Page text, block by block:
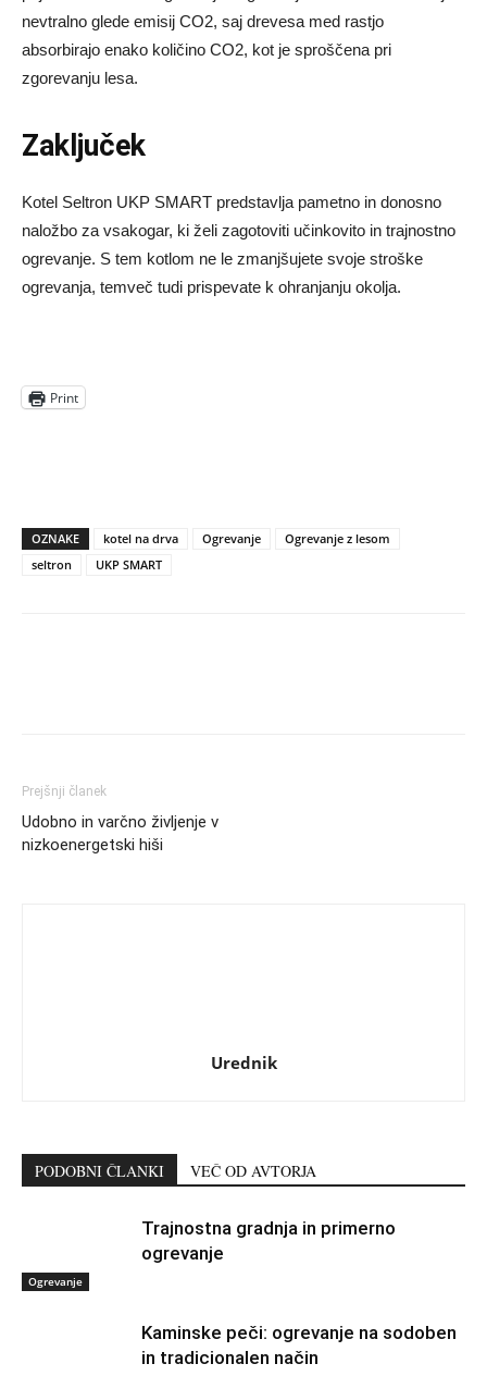
nevtralno glede emisij CO2, saj drevesa med rastjo
absorbirajo enako količino CO2, kot je sproščena pri
zgorevanju lesa.
Zaključek
Kotel Seltron UKP SMART predstavlja pametno in donosno
naložbo za vsakogar, ki želi zagotoviti učinkovito in trajnostno
ogrevanje. S tem kotlom ne le zmanjšujete svoje stroške
ogrevanja, temveč tudi prispevate k ohranjanju okolja.
Print
OZNAKE kotel na drva Ogrevanje
Ogrevanje z lesom
seltron
UKP SMART
Prejšnji članek
Udobno in varčno življenje v
nizkoenergetski hiši
Urednik
PODOBNI ČLANKI VEČ OD AVTORJA
Ogrevanje
Trajnostna gradnja in primerno
ogrevanje
Kaminske peči: ogrevanje na sodoben
in tradicionalen način